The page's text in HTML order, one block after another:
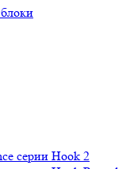
серии Hook 2